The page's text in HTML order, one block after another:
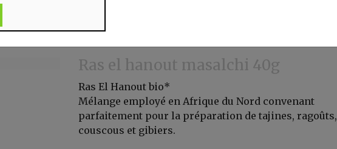
Ras el hanout masalchi 40g
Ras El Hanout bio*
Mélange employé en Afrique du Nord convenant
parfaitement pour la préparation de tajines, ragoûts,
couscous et gibiers.